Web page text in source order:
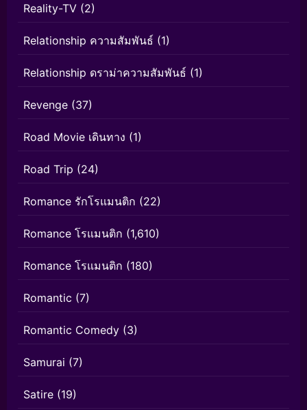
Reality-TV (2)
Relationship ความสัมพันธ์ (1)
Relationship ดราม่าความสัมพันธ์ (1)
Revenge (37)
Road Movie เดินทาง (1)
Road Trip (24)
Romance รักโรแมนติก (22)
Romance โรแมนติก (1,610)
Romance โรแมนติก (180)
Romantic (7)
Romantic Comedy (3)
Samurai (7)
Satire (19)